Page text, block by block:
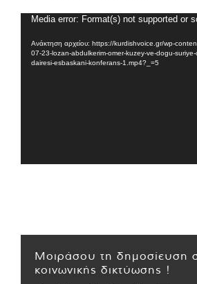
Πρόγραμμα
Βίντεο
Media error: Format(s) not supported or
Ανάκτηση αρχείου: https://kurdishvoice.gr/wp-
07-23-lozan-abdulkerim-omer-kuzey-ve-dogu-
dairesi-esbaskani-konferans-1.mp4?_=5
Μοιράσου τη δημοσίευση
κοινωνικής δικτύωσης !